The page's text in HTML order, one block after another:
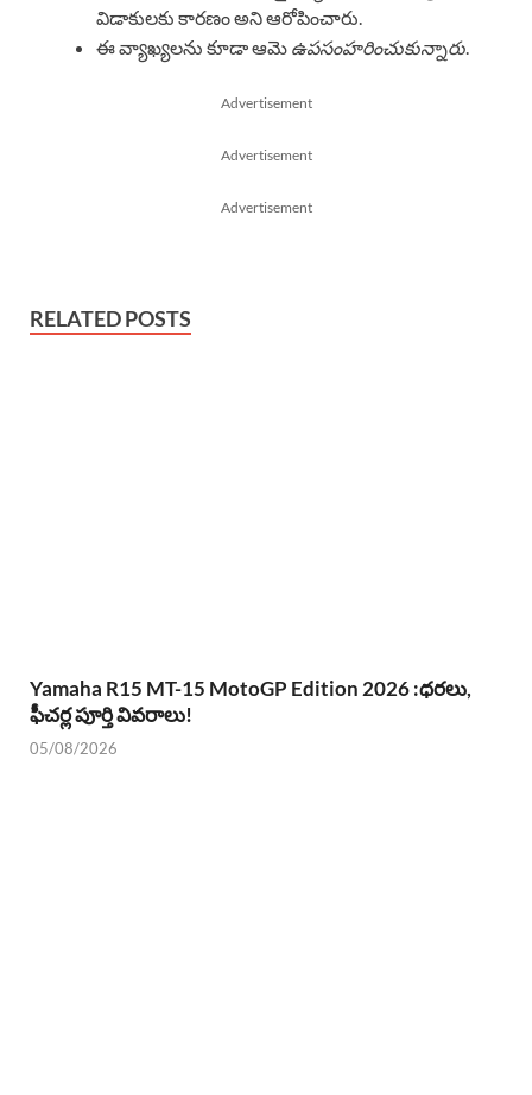
విడాకులకు కారణం అని ఆరోపించారు.
ఈ వ్యాఖ్యలను కూడా ఆమె ఉపసంహరించుకున్నారు
Advertisement
Advertisement
Advertisement
RELATED POSTS
Yamaha R15 MT-15 MotoGP Edition 2026 :ధరలు,
ఫీచర్ల పూర్తి వివరాలు!
05/08/2026